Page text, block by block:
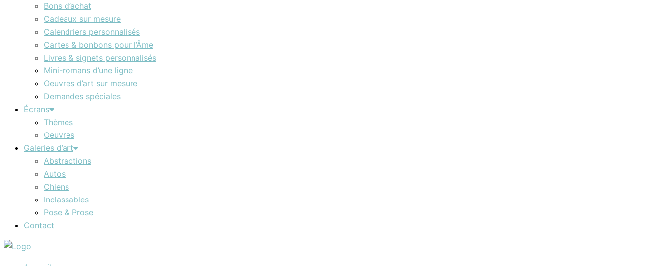
Bons d’achat
Cadeaux sur mesure
Calendriers personnalisés
Cartes & bonbons pour l’Âme
Livres & signets personnalisés
Mini-romans d’une ligne
Oeuvres d’art sur mesure
Demandes spéciales
Écrans
Thèmes
Oeuvres
Galeries d’art
Abstractions
Autos
Chiens
Inclassables
Pose & Prose
Contact